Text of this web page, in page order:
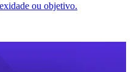
ou objetivo.